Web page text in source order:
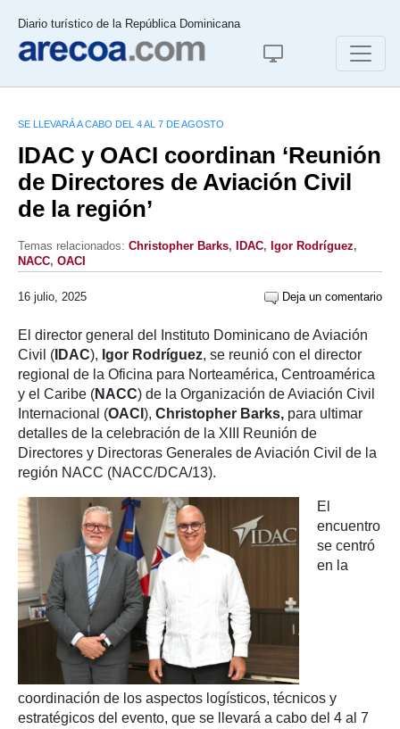
Diario turístico de la República Dominicana
SE LLEVARÁ A CABO DEL 4 AL 7 DE AGOSTO
IDAC y OACI coordinan ‘Reunión
de Directores de Aviación Civil
de la región’
Temas relacionados: Christopher Barks, IDAC, Igor Rodríguez,
NACC, OACI
16 julio, 2025 Deja un comentario
El director general del Instituto Dominicano de Aviación
Civil ( IDAC), Igor Rodríguez, se reunió con el director
regional de la Oficina para Norteamérica, Centroamérica
y el Caribe (NACC) de la Organización de Aviación Civil
Internacional (OACI ), Christopher Barks, para ultimar
detalles de la celebración de la XIII Reunión de
Directores y Directoras Generales de Aviación Civil de la
región NACC (NACC/DCA/13).
El
encuentro
se centró
en la
coordinación de los aspectos logísticos, técnicos y
estratégicos del evento, que se llevará a cabo del 4 al 7